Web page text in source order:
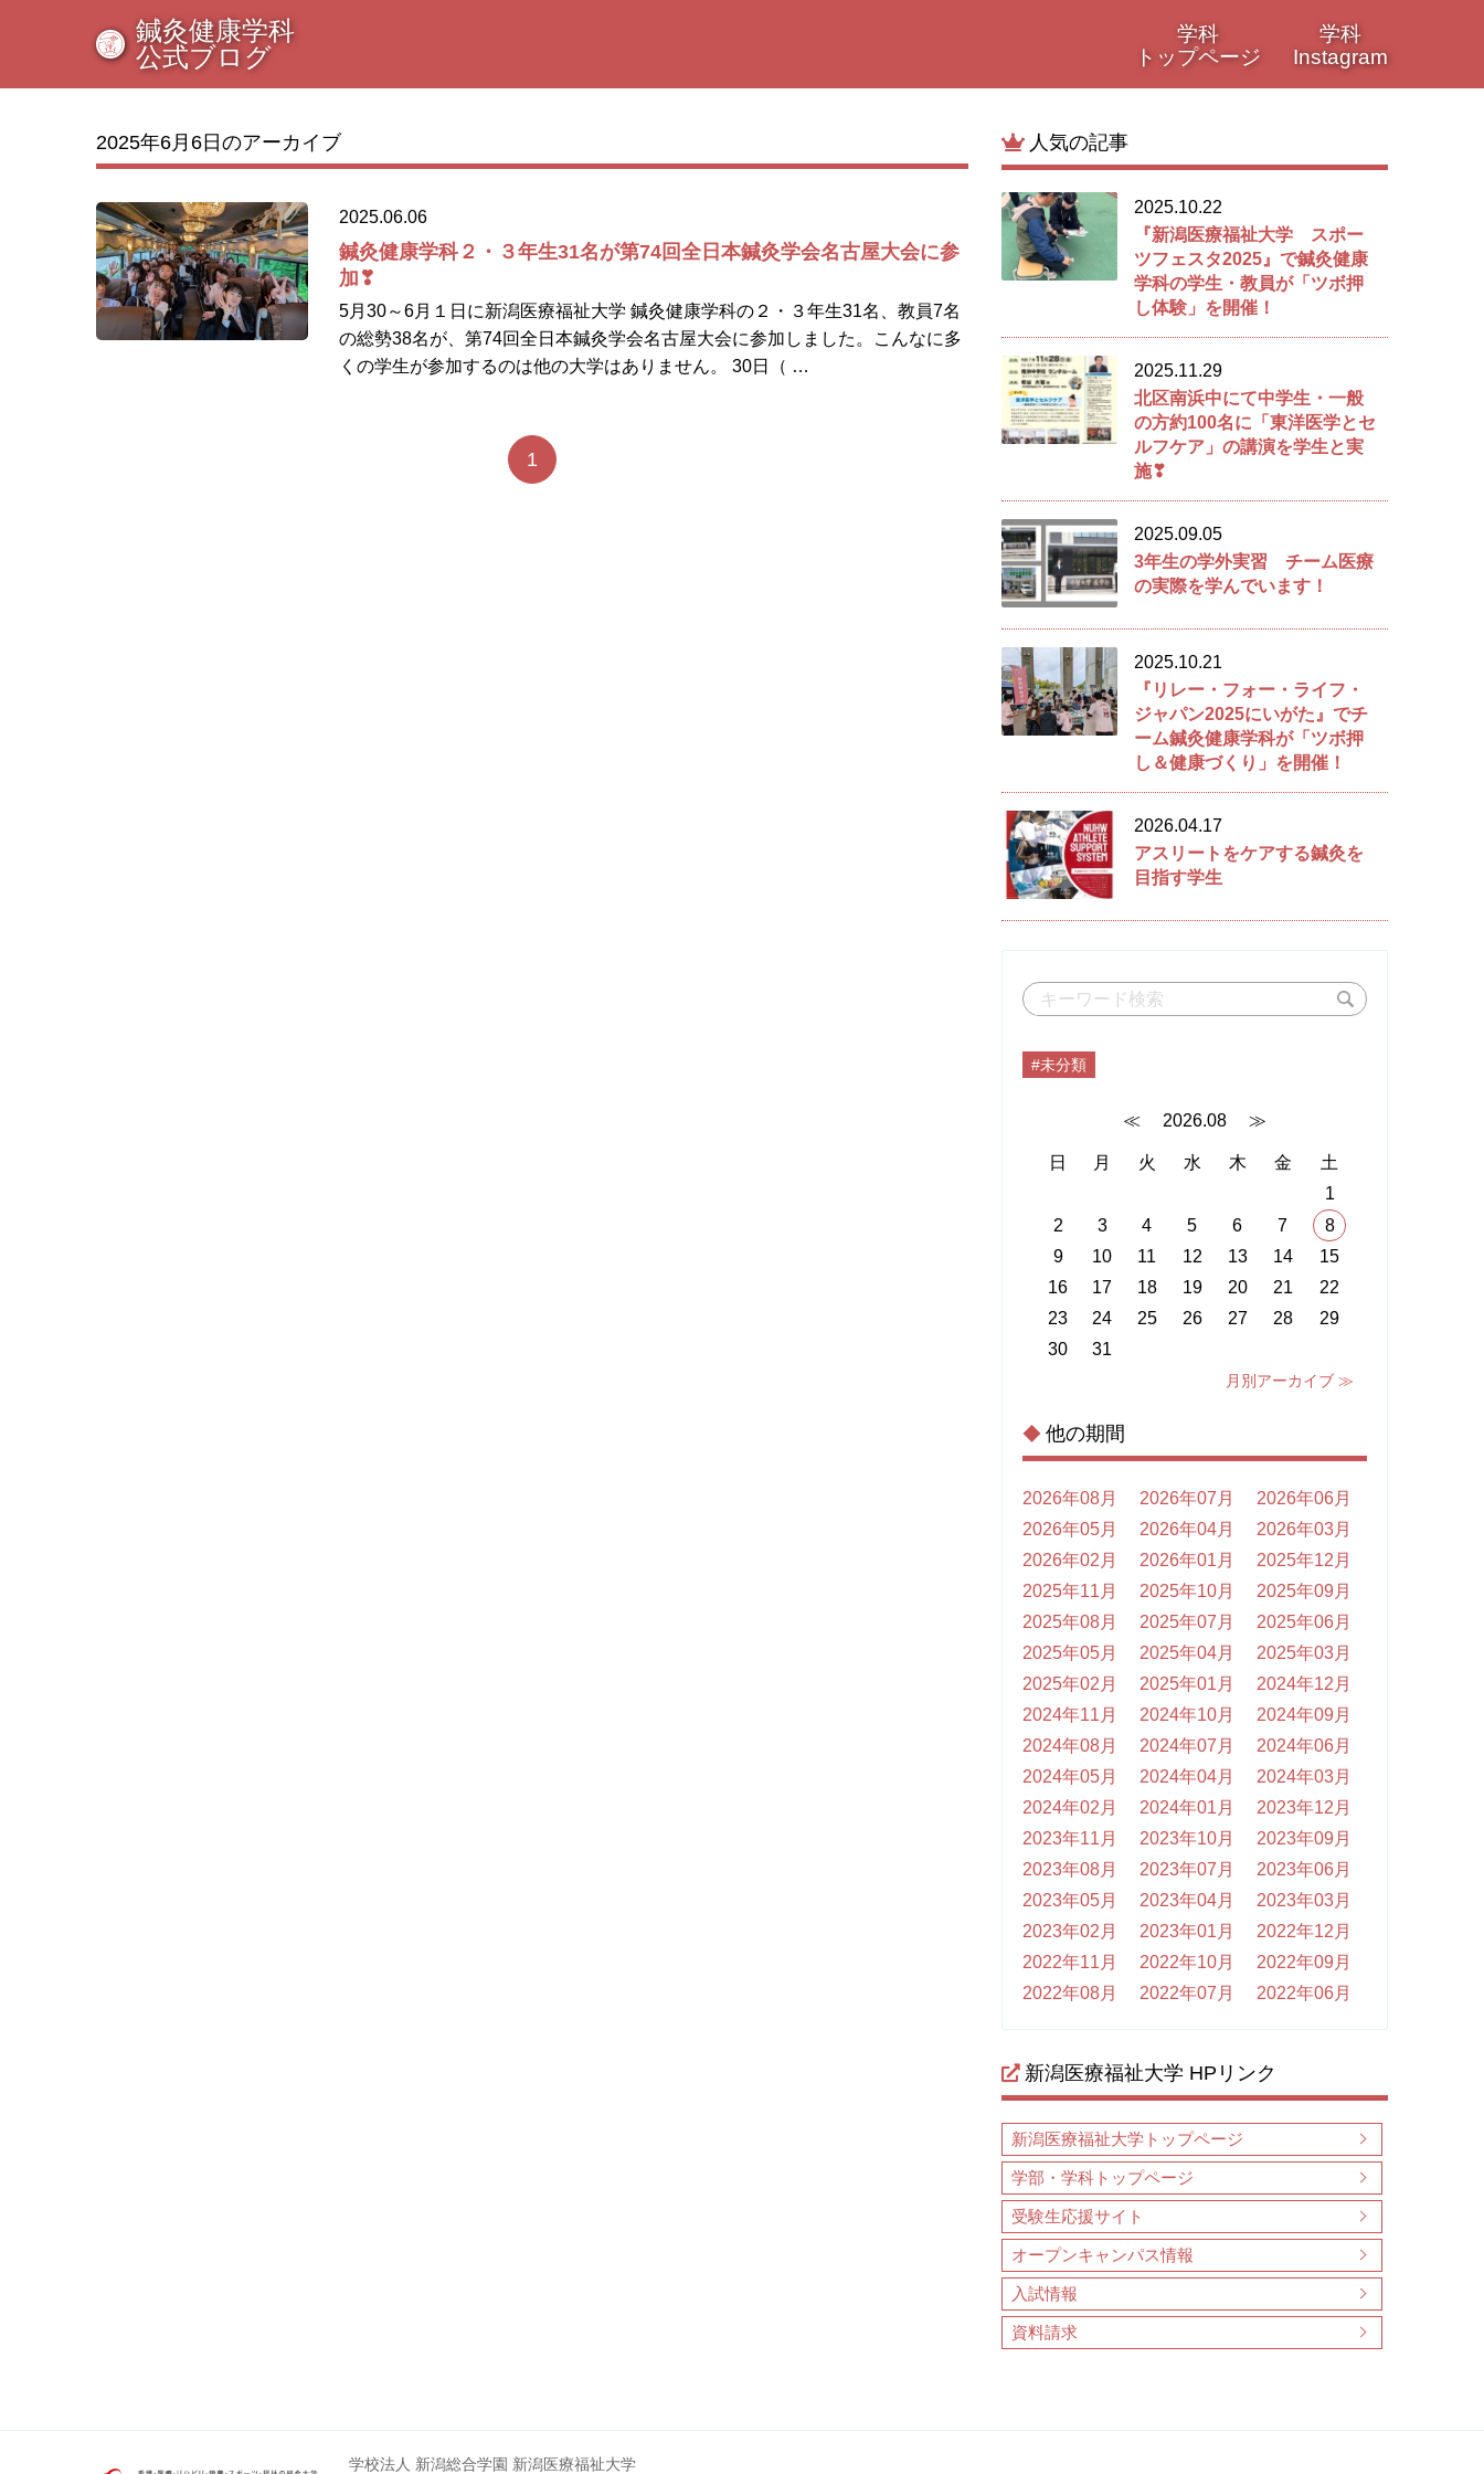
学科
トップページ
学科
Instagram
鍼灸健康学科
公式ブログ
2025年6月6日のアーカイブ
2025.06.06
鍼灸健康学科２・３年生31名が第74回全日本鍼灸学会名古屋大会に参
加❣
5月30～6月１日に新潟医療福祉大学 鍼灸健康学科の２・３年生31名、教員7名
の総勢38名が、第74回全日本鍼灸学会名古屋大会に参加しました。こんなに多
くの学生が参加するのは他の大学はありません。 30日（ …
1
人気の記事
2025.10.22
『新潟医療福祉大学 スポー
ツフェスタ2025』で鍼灸健康
学科の学生・教員が「ツボ押
し体験」を開催！
2025.11.29
北区南浜中にて中学生・一般
の方約100名に「東洋医学とセ
ルフケア」の講演を学生と実
施❣
2025.09.05
3年生の学外実習 チーム医療
の実際を学んでいます！
2025.10.21
『リレー・フォー・ライフ・
ジャパン2025にいがた』でチ
ーム鍼灸健康学科が「ツボ押
し＆健康づくり」を開催！
2026.04.17
アスリートをケアする鍼灸を
目指す学生
#未分類
≪ 2026.08 ≫
日 月 火 水 木 金
土
1
2
3 4 5 6 7
8
9
10 11 12 13 14
15
16
17 18 19 20 21
22
23
24 25 26 27 28
29
30
31
月別アーカイブ ≫
◆ 他の期間
2026年08月 2026年07月
2026年06月
2026年05月
2026年04月
2026年03月
2026年02月
2026年01月
2025年12月
2025年11月
2025年10月
2025年09月
2025年08月
2025年07月
2025年06月
2025年05月
2025年04月
2025年03月
2025年02月
2025年01月
2024年12月
2024年11月
2024年10月
2024年09月
2024年08月
2024年07月
2024年06月
2024年05月
2024年04月
2024年03月
2024年02月
2024年01月
2023年12月
2023年11月
2023年10月
2023年09月
2023年08月
2023年07月
2023年06月
2023年05月
2023年04月
2023年03月
2023年02月
2023年01月
2022年12月
2022年11月
2022年10月
2022年09月
2022年08月
2022年07月 2022年06月
新潟医療福祉大学 HPリンク
新潟医療福祉大学トップページ
学部・学科トップページ
受験生応援サイト
オープンキャンパス情報
入試情報
資料請求
学校法人 新潟総合学園 新潟医療福祉大学